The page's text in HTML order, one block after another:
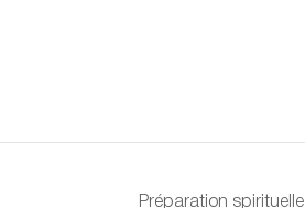
Préparation spirituelle